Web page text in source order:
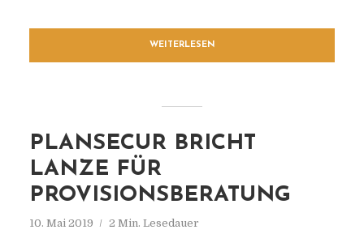
WEITERLESEN
PLANSECUR BRICHT
LANZE FÜR
PROVISIONSBERATUNG
10. Mai 2019 2 Min. Lesedauer